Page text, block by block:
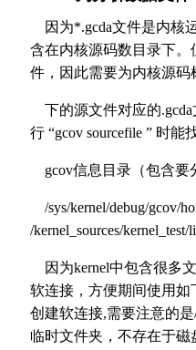
因为*.gcda文件是内核
含在内核源码数目录下。
件，因此需要为内核源码
下的源文件对应的
行 “gcov sourcefile ” 时能
gcov信息目录（包含要
/sys/kernel/debug/gcov/
/kernel_sources/
因为kernel中包含很多
软连接，方便期间使用
创建软连接,需要注意的是
临时文件夹，不存在于